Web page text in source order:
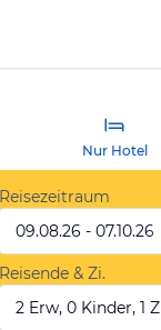
Nur Hotel
Reisezeitraum
09.08.26 - 07.10.26
Reisende & Zi.
2 Erw, 0 Kinder, 1